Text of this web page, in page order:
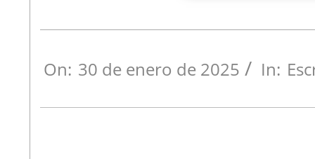
On: 30 de enero de 2025 In: